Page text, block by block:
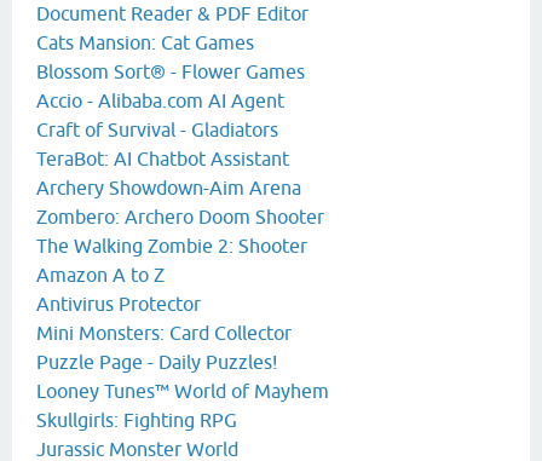
Document Reader & PDF Editor
Cats Mansion: Cat Games
Blossom Sort® - Flower Games
Accio - Alibaba.com AI Agent
Craft of Survival - Gladiators
TeraBot: AI Chatbot Assistant
Archery Showdown-Aim Arena
Zombero: Archero Doom Shooter
The Walking Zombie 2: Shooter
Amazon A to Z
Antivirus Protector
Mini Monsters: Card Collector
Puzzle Page - Daily Puzzles!
Looney Tunes™ World of Mayhem
Skullgirls: Fighting RPG
Jurassic Monster World